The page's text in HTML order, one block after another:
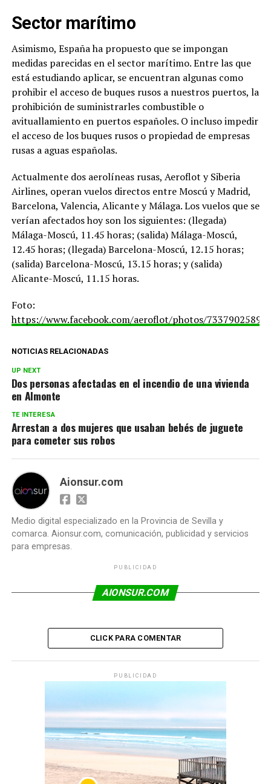
Sector marítimo
Asimismo, España ha propuesto que se impongan
medidas parecidas en el sector marítimo. Entre las que
está estudiando aplicar, se encuentran algunas como
prohibir el acceso de buques rusos a nuestros puertos, la
prohibición de suministrarles combustible o
avituallamiento en puertos españoles. O incluso impedir
el acceso de los buques rusos o propiedad de empresas
rusas a aguas españolas.
Actualmente dos aerolíneas rusas, Aeroflot y Siberia
Airlines, operan vuelos directos entre Moscú y Madrid,
Barcelona, Valencia, Alicante y Málaga. Los vuelos que se
verían afectados hoy son los siguientes: (llegada)
Málaga-Moscú, 11.45 horas; (salida) Málaga-Moscú,
12.45 horas; (llegada) Barcelona-Moscú, 12.15 horas;
(salida) Barcelona-Moscú, 13.15 horas; y (salida)
Alicante-Moscú, 11.15 horas.
Foto:
https://www.facebook.com/aeroflot/photos/
NOTICIAS RELACIONADAS
UP NEXT
Dos personas afectadas en el incendio de una vivienda
en Almonte
TE INTERESA
Arrestan a dos mujeres que usaban bebés de juguete
para cometer sus robos
Aionsur.com
Medio digital especializado en la Provincia de Sevilla y
comarca. Aionsur.com, comunicación, publicidad y servicios
para empresas.
PUBLICIDAD
AIONSUR.COM
CLICK PARA COMENTAR
PUBLICIDAD